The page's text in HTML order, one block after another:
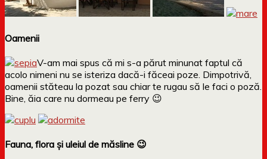
Oamenii
V-am mai spus că mi s-a părut minunat faptul că
acolo nimeni nu se isteriza dacă-i făceai poze. Dimpotrivă,
oamenii stăteau la pozat sau chiar te rugau să le faci o poză.
Bine, ăia care nu dormeau pe ferry 😉
Fauna, flora și uleiul de măsline 😉